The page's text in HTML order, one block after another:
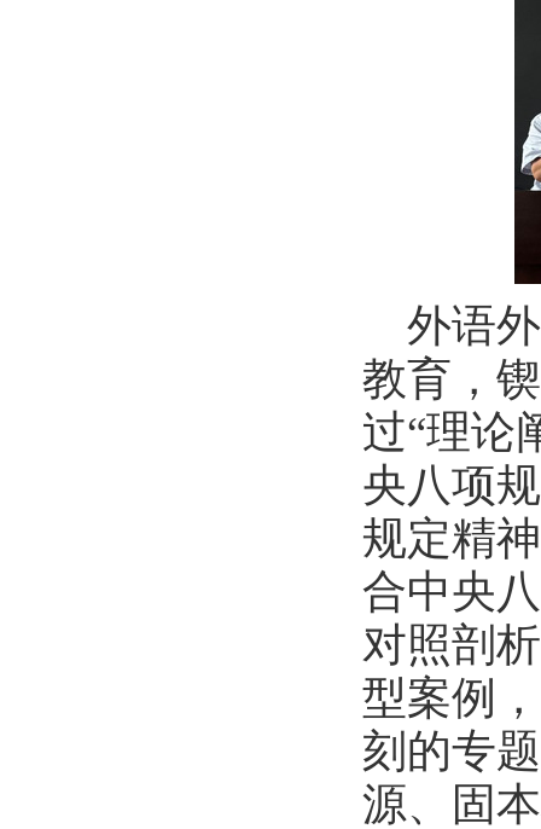
外语
教育，
过“理论
央八项
规定精
合中央
对照剖
型案例
刻的专
源、固